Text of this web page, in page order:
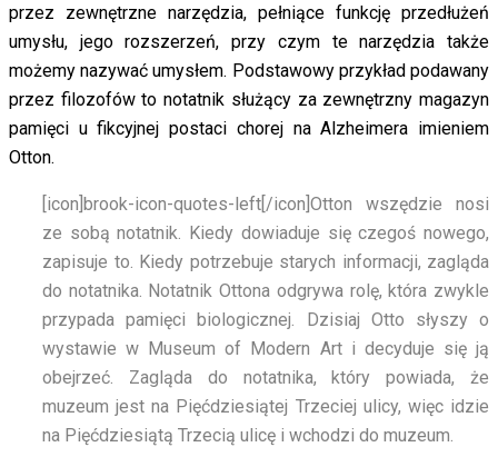
przez zewnętrzne narzędzia, pełniące funkcję przedłużeń
umysłu, jego rozszerzeń, przy czym te narzędzia także
możemy nazywać umysłem. Podstawowy przykład podawany
przez filozofów to notatnik służący za zewnętrzny magazyn
pamięci u fikcyjnej postaci chorej na Alzheimera imieniem
Otton.
[icon]brook-icon-quotes-left[/icon] Otton wszędzie nosi
ze sobą notatnik. Kiedy dowiaduje się czegoś nowego,
zapisuje to. Kiedy potrzebuje starych informacji, zagląda
do notatnika. Notatnik Ottona odgrywa rolę, która zwykle
przypada pamięci biologicznej. Dzisiaj Otto słyszy o
wystawie w Museum of Modern Art i decyduje się ją
obejrzeć. Zagląda do notatnika, który powiada, że
muzeum jest na Pięćdziesiątej Trzeciej ulicy, więc idzie
na Pięćdziesiątą Trzecią ulicę i wchodzi do muzeum.